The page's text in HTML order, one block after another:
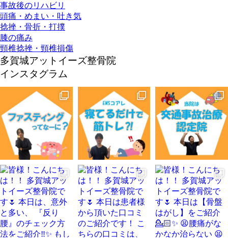
事故後のリハビリ
頭痛・めまい・吐き気
捻挫・骨折・打撲
膝の痛み
頸椎捻挫・頸椎損傷
多賀城アットイーズ整骨院
インスタグラム